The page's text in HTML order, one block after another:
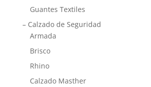
Guantes Textiles
– Calzado de Seguridad
Armada
Brisco
Rhino
Calzado Masther